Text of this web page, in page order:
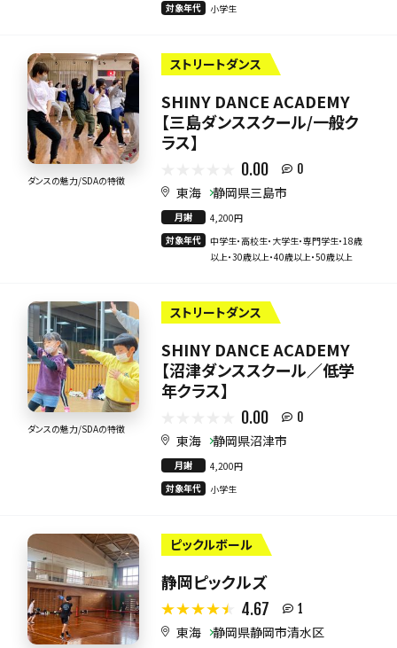
対象年代
小学生
ダンスの魅力/SDAの特徴
ストリートダンス
SHINY DANCE ACADEMY
【三島ダンススクール/一般ク
ラス】
0.00 0
東海 静岡県三島市
月謝
4,200円
対象年代
中学生・高校生・大学生・専門学生・18歳
以上・30歳以上・40歳以上・50歳以上
ダンスの魅力/SDAの特徴
ストリートダンス
SHINY DANCE ACADEMY
【沼津ダンススクール／低学
年クラス】
0.00 0
東海 静岡県沼津市
月謝
4,200円
対象年代
小学生
ピックルボール
静岡ピックルズ
4.67 1
東海 静岡県静岡市清水区